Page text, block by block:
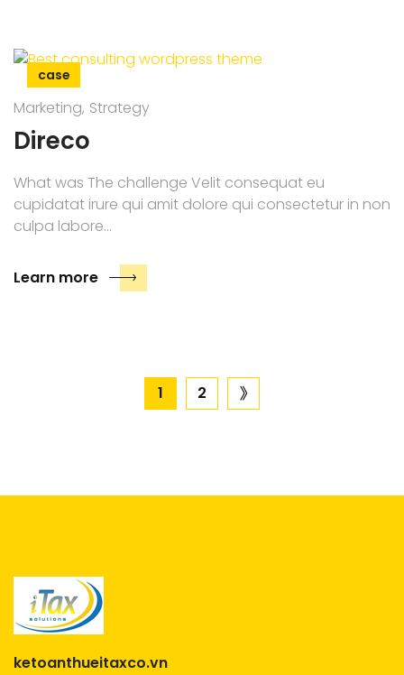
case
Marketing Strategy
Direco
What was The challenge Velit consequat eu
cupidatat irure qui amit dolore qui consectetur in non
culpa labore…
Learn more
1 2
page
ketoanthueitaxco.vn